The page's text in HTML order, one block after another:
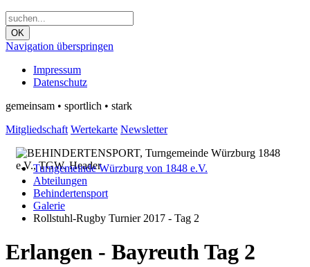
OK
Navigation überspringen
Impressum
Datenschutz
gemeinsam • sportlich • stark
Mitgliedschaft Wertekarte Newsletter
Turngemeinde Würzburg von 1848 e.V.
Abteilungen
Behindertensport
Galerie
Rollstuhl-Rugby Turnier 2017 - Tag 2
Erlangen - Bayreuth Tag 2